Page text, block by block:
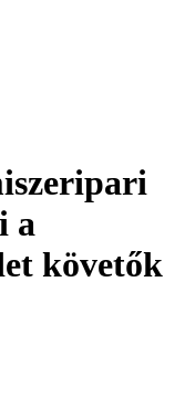
a
követők